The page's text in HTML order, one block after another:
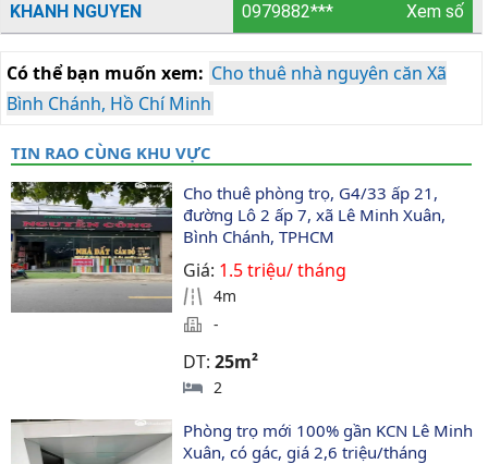
KHANH NGUYEN 0979882*** Xem số
Có thể bạn muốn xem: Cho thuê nhà nguyên căn Xã
Bình Chánh, Hồ Chí Minh
TIN RAO CÙNG KHU VỰC
Cho thuê phòng trọ, G4/33 ấp 21,
đường Lô 2 ấp 7, xã Lê Minh Xuân,
Bình Chánh, TPHCM
Giá: 1.5 triệu/ tháng
4m
-
DT:25m²
2
Phòng trọ mới 100% gần KCN Lê Minh
Xuân, có gác, giá 2,6 triệu/tháng